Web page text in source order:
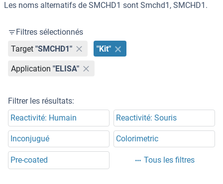
Les noms alternatifs de SMCHD1 sont Smchd1, SMCHD1.
Filtres sélectionnés
Target "SMCHD1" "Kit"
Application "ELISA"
Filtrer les résultats:
Reactivité: Humain
Reactivité: Souris
Inconjugué Colorimetric
Pre-coated Tous les filtres